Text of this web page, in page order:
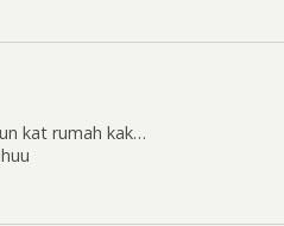
kat rumah kak…